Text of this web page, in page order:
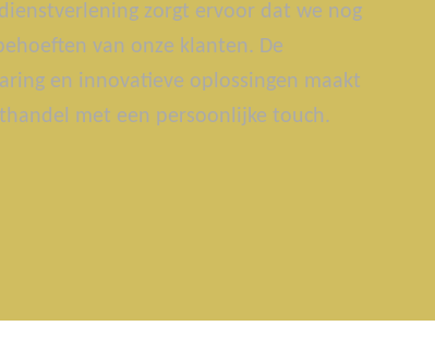
zorgt ervoor dat we nog
van onze klanten. De
en innovatieve oplossingen maakt
met een persoonlijke touch.